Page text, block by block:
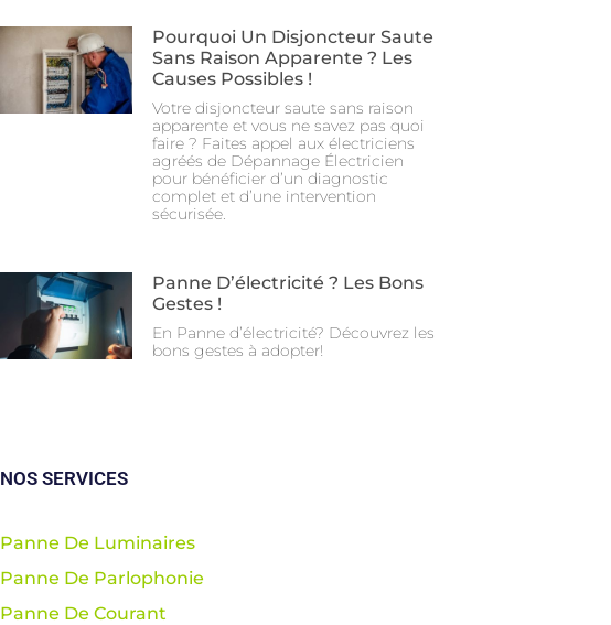
Pourquoi Un Disjoncteur Saute
Sans Raison Apparente ? Les
Causes Possibles !
Votre disjoncteur saute sans raison
apparente et vous ne savez pas quoi
faire ? Faites appel aux électriciens
agréés de Dépannage Électricien
pour bénéficier d’un diagnostic
complet et d’une intervention
sécurisée.
Panne D’électricité ? Les Bons
Gestes !
En Panne d’électricité? Découvrez les
bons gestes à adopter!
NOS SERVICES
Panne De Luminaires
Panne De Parlophonie
Panne De Courant